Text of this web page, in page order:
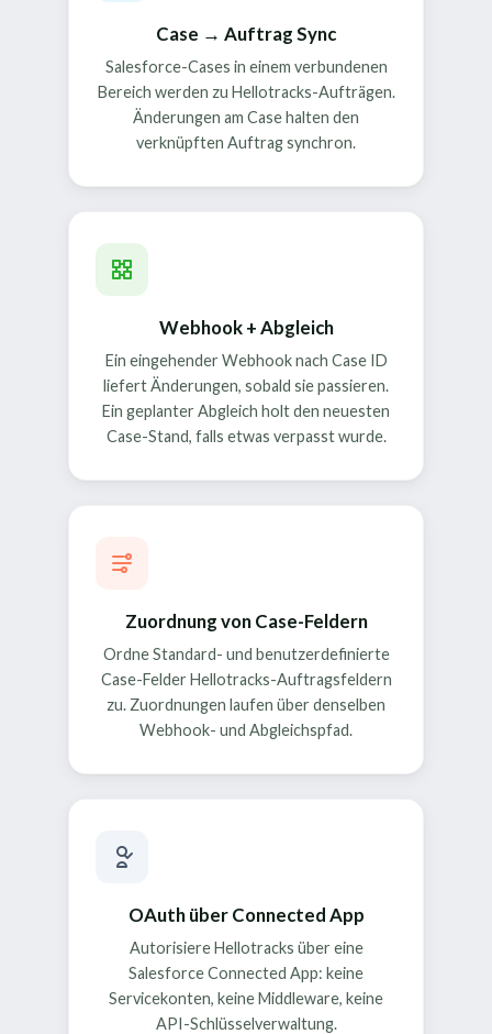
Case → Auftrag Sync
Salesforce-Cases in einem verbundenen
Bereich werden zu Hellotracks-Aufträgen.
Änderungen am Case halten den
verknüpften Auftrag synchron.
Webhook + Abgleich
Ein eingehender Webhook nach Case ID
liefert Änderungen, sobald sie passieren.
Ein geplanter Abgleich holt den neuesten
Case-Stand, falls etwas verpasst wurde.
Zuordnung von Case-Feldern
Ordne Standard- und benutzerdefinierte
Case-Felder Hellotracks-Auftragsfeldern
zu. Zuordnungen laufen über denselben
Webhook- und Abgleichspfad.
OAuth über Connected App
Autorisiere Hellotracks über eine
Salesforce Connected App: keine
Servicekonten, keine Middleware, keine
API-Schlüsselverwaltung.